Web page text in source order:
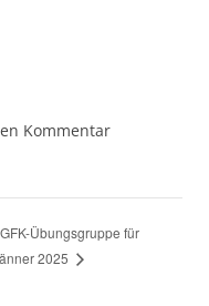
Kommentar
GFK-Übungsgruppe für
2025